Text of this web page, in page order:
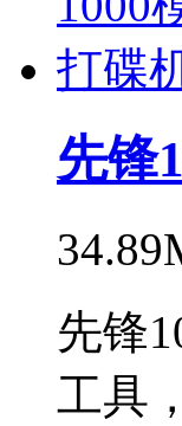
先锋
先锋
工具